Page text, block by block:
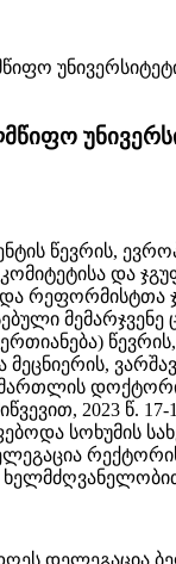
წევრის,
და
რეფორმისტთა
მემარჯვენე
2023 წ. 17-
სოხუმის